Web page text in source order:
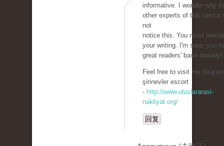
informative. I wonder why
other experts of this sector
not
notice this. You must
your writing. I'm sure, you
great readers' base already!
Feel free to visit my blog
şirinevler escort
- http://www.uluslararasi-
nakliyat.org/
回复